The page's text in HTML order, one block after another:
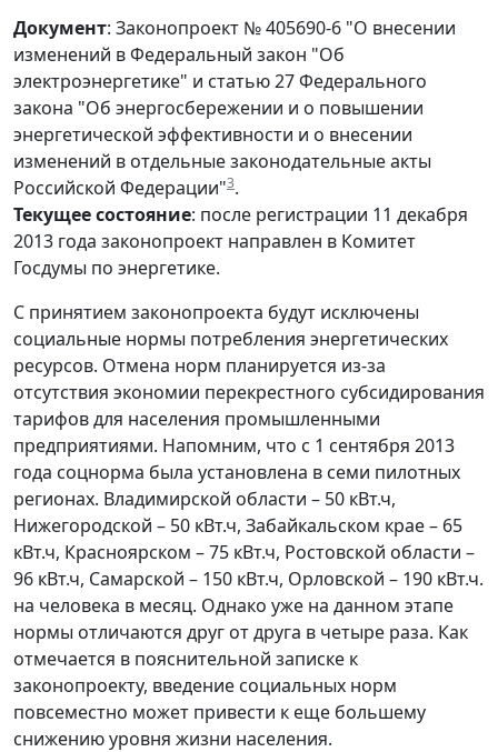
Документ: Законопроект № 405690-6 "О внесении
изменений в Федеральный закон "Об
электроэнергетике" и статью 27 Федерального
закона "Об энергосбережении и о повышении
энергетической эффективности и о внесении
изменений в отдельные законодательные акты
Российской Федерации"3.
Текущее состояние: после регистрации 11 декабря
2013 года законопроект направлен в Комитет
Госдумы по энергетике.
С принятием законопроекта будут исключены
социальные нормы потребления энергетических
ресурсов. Отмена норм планируется из-за
отсутствия экономии перекрестного субсидирования
тарифов для населения промышленными
предприятиями. Напомним, что с 1 сентября 2013
года соцнорма была установлена в семи пилотных
регионах. Владимирской области – 50 кВт.ч,
Нижегородской – 50 кВт.ч, Забайкальском крае – 65
кВт.ч, Красноярском – 75 кВт.ч, Ростовской области –
96 кВт.ч, Самарской – 150 кВт.ч, Орловской – 190 кВт.ч.
на человека в месяц. Однако уже на данном этапе
нормы отличаются друг от друга в четыре раза. Как
отмечается в пояснительной записке к
законопроекту, введение социальных норм
повсеместно может привести к еще большему
снижению уровня жизни населения.